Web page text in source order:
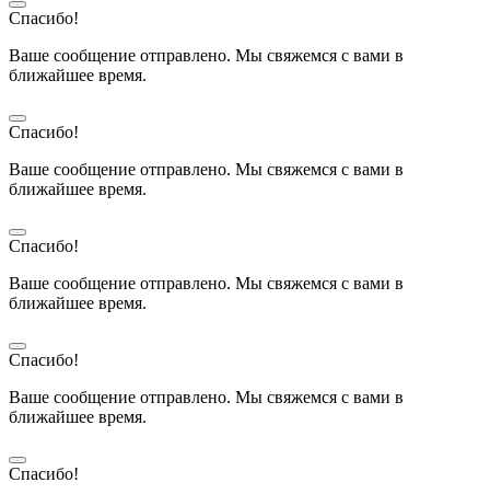
Спасибо!
Ваше сообщение отправлено. Мы свяжемся с вами в
ближайшее время.
Спасибо!
Ваше сообщение отправлено. Мы свяжемся с вами в
ближайшее время.
Спасибо!
Ваше сообщение отправлено. Мы свяжемся с вами в
ближайшее время.
Спасибо!
Ваше сообщение отправлено. Мы свяжемся с вами в
ближайшее время.
Спасибо!